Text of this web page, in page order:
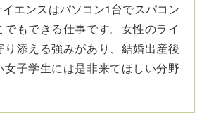
エンスはパソコン1台でスパコン
でもできる仕事です。女性のライ
り添える強みがあり、結婚出産後
女子学生には是非来てほしい分野